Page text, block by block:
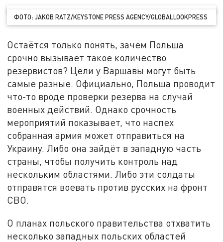
ФОТО: JAKOB RATZ/KEYSTONE PRESS AGENCY/GLOBALLOOKPRESS
Остаётся только понять, зачем Польша
срочно вызывает такое количество
резервистов? Цели у Варшавы могут быть
самые разные. Официально, Польша проводит
что-то вроде проверки резерва на случай
военных действий. Однако срочность
мероприятий показывает, что наспех
собранная армия может отправиться на
Украину. Либо она зайдёт в западную часть
страны, чтобы получить контроль над
нескольким областями. Либо эти солдаты
отправятся воевать против русских на фронт
СВО.
О планах польского правительства отхватить
несколько западных польских областей